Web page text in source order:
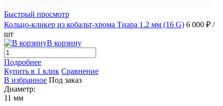
Быстрый просмотр
Кольцо-кликер из кобальт-хрома Тиара 1.2 мм (16 G) 6 000 ₽ /
шт
В корзину
Подробнее
Купить в 1 клик Сравнение
В избранное Под заказ
Диаметр:
11 мм